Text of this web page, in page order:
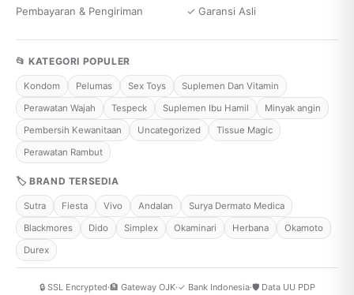
Pembayaran & Pengiriman
✓ Garansi Asli
📂 KATEGORI POPULER
Kondom Pelumas Sex Toys
Suplemen Dan Vitamin
Perawatan Wajah
Tespeck Suplemen Ibu Hamil
Minyak angin
Pembersih Kewanitaan
Uncategorized
Tissue Magic
Perawatan Rambut
🏷 BRAND TERSEDIA
Sutra Fiesta Vivo Andalan
Surya Dermato Medica
Blackmores
Dido Simplex Okaminari Herbana
Okamoto
Durex
🔒 SSL Encrypted·🏦 Gateway OJK·✓ Bank Indonesia·🛡️ Data UU PDP